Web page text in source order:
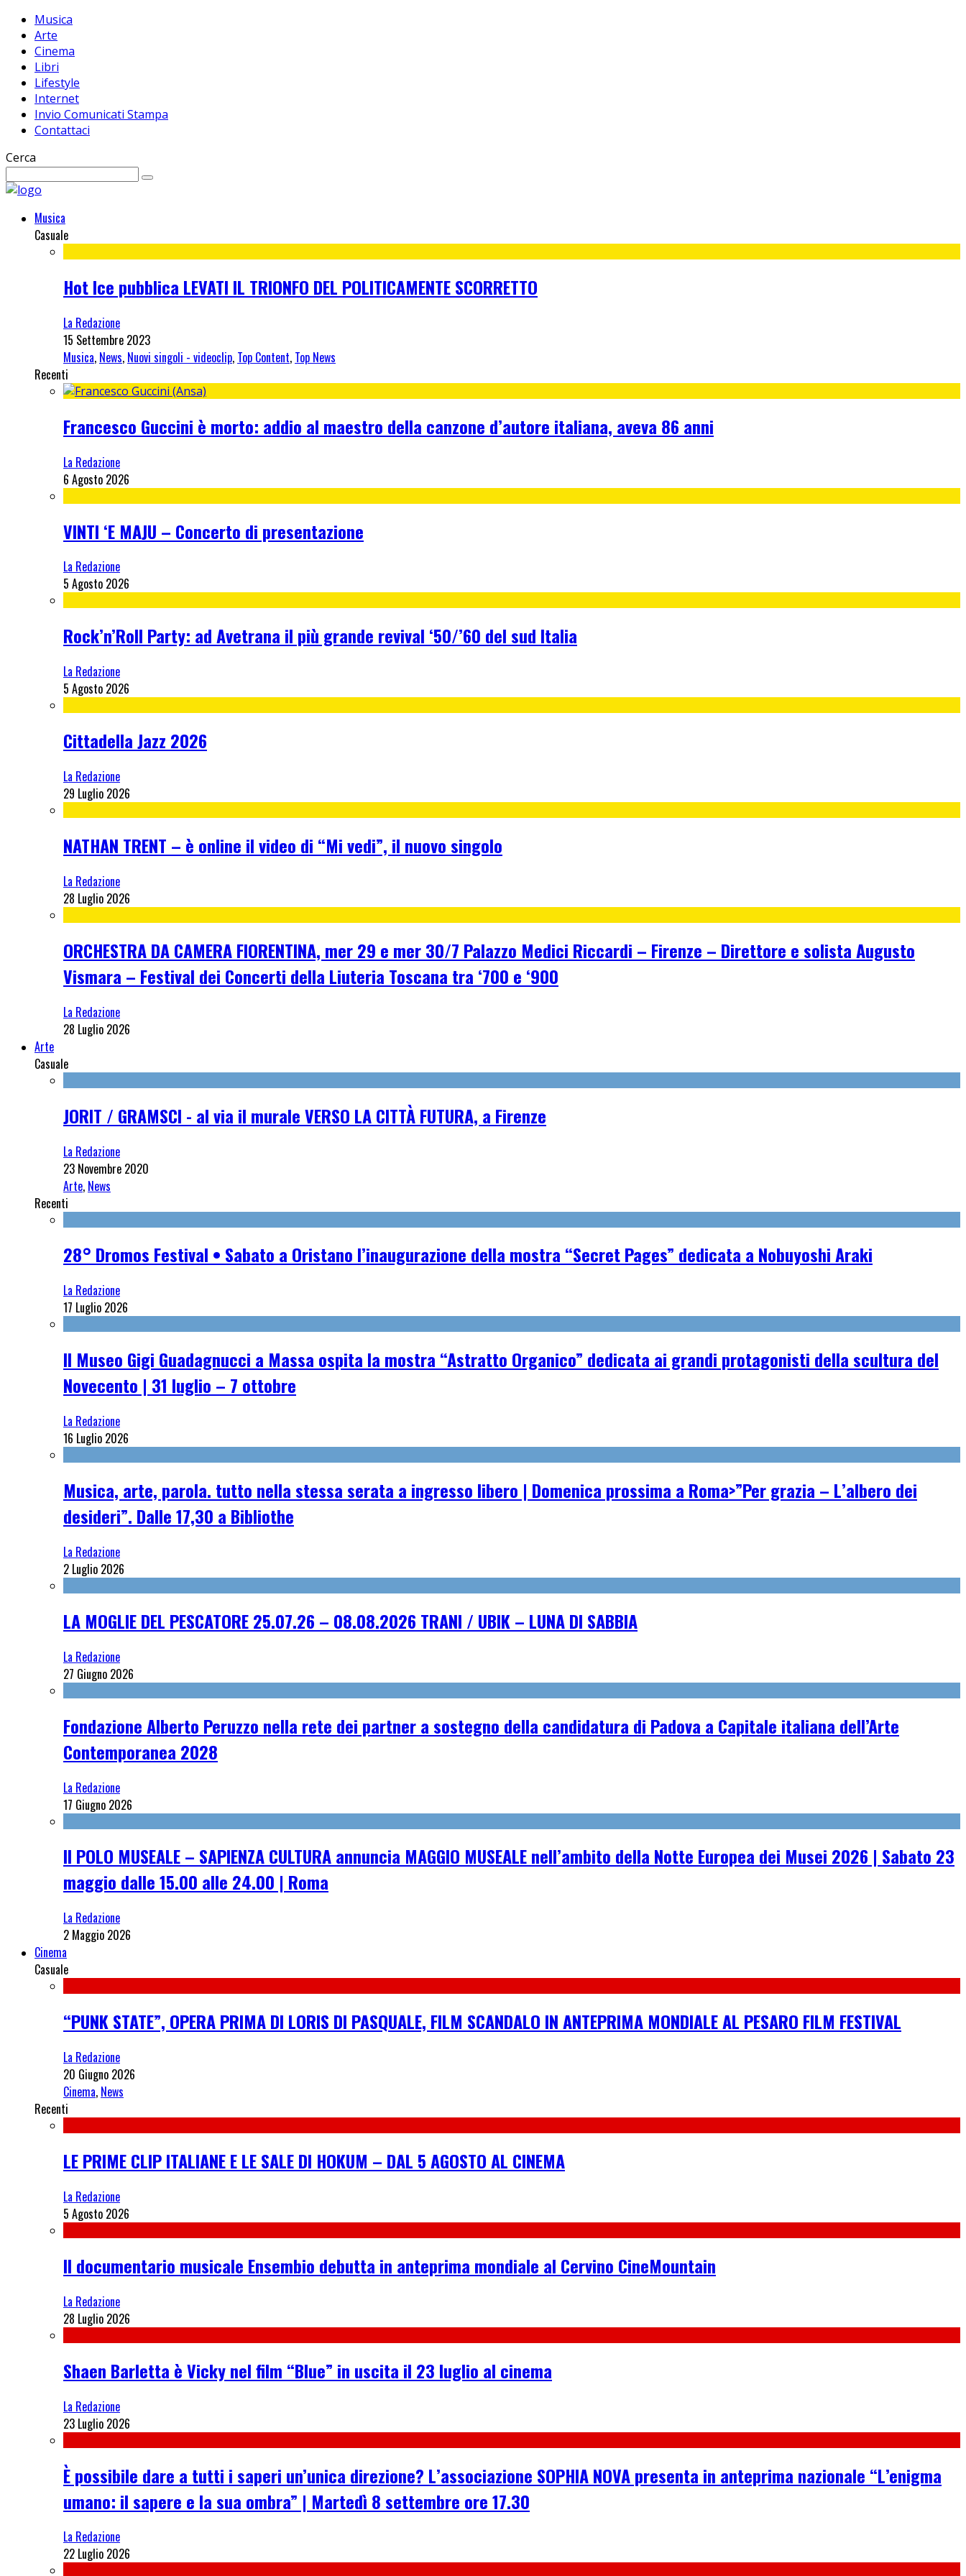
Musica
Arte
Cinema
Libri
Lifestyle
Internet
Invio Comunicati Stampa
Contattaci
Cerca
Musica
Casuale
Hot Ice pubblica LEVATI IL TRIONFO DEL POLITICAMENTE SCORRETTO
La Redazione
15 Settembre 2023
Musica, News, Nuovi singoli - videoclip, Top Content, Top News
Recenti
Francesco Guccini è morto: addio al maestro della canzone d’autore italiana, aveva 86 anni
La Redazione
6 Agosto 2026
VINTI ‘E MAJU – Concerto di presentazione
La Redazione
5 Agosto 2026
Rock’n’Roll Party: ad Avetrana il più grande revival ‘50/’60 del sud Italia
La Redazione
5 Agosto 2026
Cittadella Jazz 2026
La Redazione
29 Luglio 2026
NATHAN TRENT – è online il video di “Mi vedi”, il nuovo singolo
La Redazione
28 Luglio 2026
ORCHESTRA DA CAMERA FIORENTINA, mer 29 e mer 30/7 Palazzo Medici Riccardi – Firenze – Direttore e solista Augusto
Vismara – Festival dei Concerti della Liuteria Toscana tra ‘700 e ‘900
La Redazione
28 Luglio 2026
Arte
Casuale
JORIT / GRAMSCI - al via il murale VERSO LA CITTÀ FUTURA, a Firenze
La Redazione
23 Novembre 2020
Arte, News
Recenti
28° Dromos Festival • Sabato a Oristano l’inaugurazione della mostra “Secret Pages” dedicata a Nobuyoshi Araki
La Redazione
17 Luglio 2026
Il Museo Gigi Guadagnucci a Massa ospita la mostra “Astratto Organico” dedicata ai grandi protagonisti della scultura del
Novecento | 31 luglio – 7 ottobre
La Redazione
16 Luglio 2026
Musica, arte, parola. tutto nella stessa serata a ingresso libero | Domenica prossima a Roma>”Per grazia – L’albero dei
desideri”. Dalle 17,30 a Bibliothe
La Redazione
2 Luglio 2026
LA MOGLIE DEL PESCATORE 25.07.26 – 08.08.2026 TRANI / UBIK – LUNA DI SABBIA
La Redazione
27 Giugno 2026
Fondazione Alberto Peruzzo nella rete dei partner a sostegno della candidatura di Padova a Capitale italiana dell’Arte
Contemporanea 2028
La Redazione
17 Giugno 2026
Il POLO MUSEALE – SAPIENZA CULTURA annuncia MAGGIO MUSEALE nell’ambito della Notte Europea dei Musei 2026 | Sabato 23
maggio dalle 15.00 alle 24.00 | Roma
La Redazione
2 Maggio 2026
Cinema
Casuale
“PUNK STATE”, OPERA PRIMA DI LORIS DI PASQUALE, FILM SCANDALO IN ANTEPRIMA MONDIALE AL PESARO FILM FESTIVAL
La Redazione
20 Giugno 2026
Cinema, News
Recenti
LE PRIME CLIP ITALIANE E LE SALE DI HOKUM – DAL 5 AGOSTO AL CINEMA
La Redazione
5 Agosto 2026
Il documentario musicale Ensembio debutta in anteprima mondiale al Cervino CineMountain
La Redazione
28 Luglio 2026
Shaen Barletta è Vicky nel film “Blue” in uscita il 23 luglio al cinema
La Redazione
23 Luglio 2026
È possibile dare a tutti i saperi un’unica direzione? L’associazione SOPHIA NOVA presenta in anteprima nazionale “L’enigma
umano: il sapere e la sua ombra” | Martedì 8 settembre ore 17.30
La Redazione
22 Luglio 2026